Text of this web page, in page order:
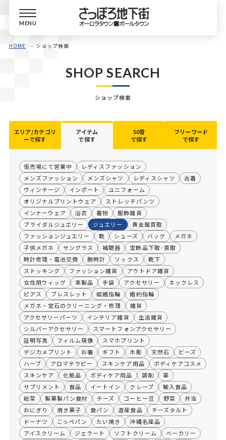
MENU
HOME ショップ検索
SHOP SEARCH
ショップ検索
エリア/カテゴリ
ーで探す
アイテム
で探す
50音
で探す
フリーワード
で探す
仮売場にて営業中
レディスファッション
メンズファッション
メンズシャツ レディスシャツ
古着
ヴィンテージ
インポート
ユニフォーム
オリジナルプリントウェア
ストレッチパンツ
インナーウェア
浴衣 着物
服飾雑貨
ブライダルジュエリー
ジュエリー
貴金属買取
ファッションジュエリー
靴 シューズ バッグ
メガネ
子供メガネ
サングラス 補聴器
宝飾品下取･買取
時計修理・電池交換
腕時計 ソックス
靴下
ストッキング
ファッション雑貨
アウトドア雑貨
女性用ウィッグ
革製品 手袋 アクセサリー
ネックレス
ピアス
ブレスレット 結婚指輪
婚約指輪
メガネ・宝石のクリーニング・修理
雑貨
アクセサリーパーツ
インテリア雑貨
生活雑貨
シルバーアクセサリー
スマートフォンアクセサリー
証明写真
フィルム現像
スマホプリント
デジカメプリント
お箸 ギフト 木彫 天然石
ビーズ
ハーブ
アロマテラピー スキンケア用品
ボディケアコスメ
スキンケア
化粧品 ボディケア用品 調剤
薬
サプリメント
食品 イートイン クレープ
輸入食品
総菜
製菓製パン食材 チーズ コーヒー豆 野菜
弁当
おにぎり
焼き菓子 食パン 道産食品
チーズタルト
ドーナツ
こっぺパン たい焼き
沖縄名産品
アイスクリーム
ジェラート ソフトクリーム
ベーカリー